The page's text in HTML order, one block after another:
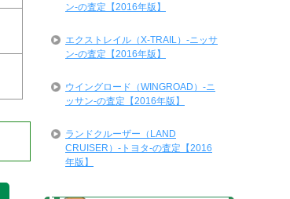
ン-の査定【2016年版】
エクストレイル（X-TRAIL）-ニッサ
ン-の査定【2016年版】
ウイングロード（WINGROAD）-ニ
ッサン-の査定【2016年版】
ランドクルーザー（LAND
CRUISER）-トヨタ-の査定【2016
年版】